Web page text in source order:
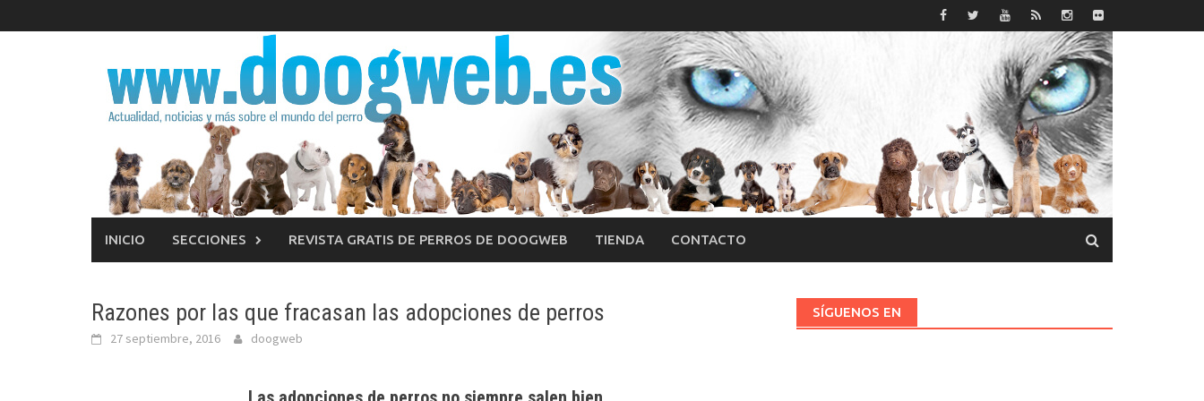
al
INICIO SECCIONES REVISTA GRATIS DE PERROS DE DOOGWEB TIENDA CONTACTO
Razones por las que fracasan las adopciones de perros
27 septiembre, 2016 doogweb
SÍGUENOS EN